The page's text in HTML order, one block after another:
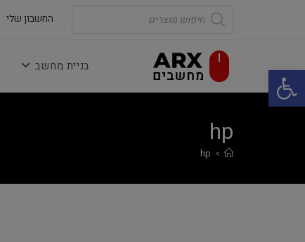
פתח סרגל נגישות
Products
search החשבון שלי
בניית מחשב
hp
>
hp